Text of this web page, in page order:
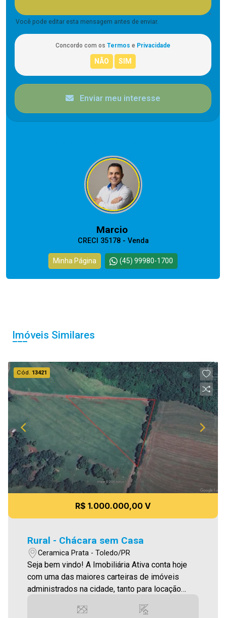
Você pode editar esta mensagem antes de enviar.
Concordo com os Termos e Privacidade
Enviar meu interesse
Marcio
CRECI 35178 - Venda
Minha Página (45) 99980-1700
Imóveis Similares
Cód. 13421
R$ 1.000.000,00 V
Rural - Chácara sem Casa
Ceramica Prata - Toledo/PR
Seja bem vindo! A Imobiliária Ativa conta hoje
com uma das maiores carteiras de imóveis
administrados na cidade, tanto para locação